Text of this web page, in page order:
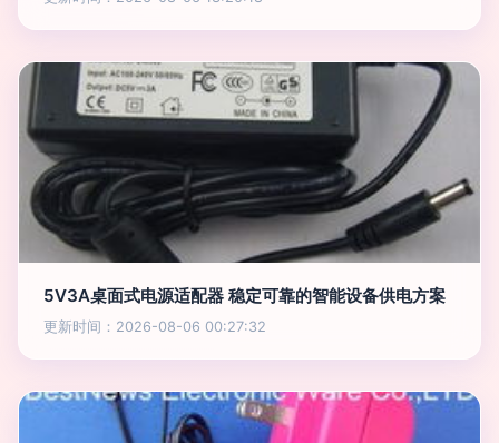
5V3A桌面式电源适配器 稳定可靠的智能设备供电方案
更新时间：2026-08-06 00:27:32